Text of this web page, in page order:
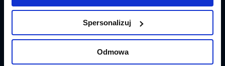
Spersonalizuj
Odmowa
Tanie Loty